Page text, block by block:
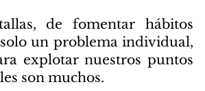
de fomentar hábitos
solo un problema individual,
explotar nuestros puntos
son muchos.